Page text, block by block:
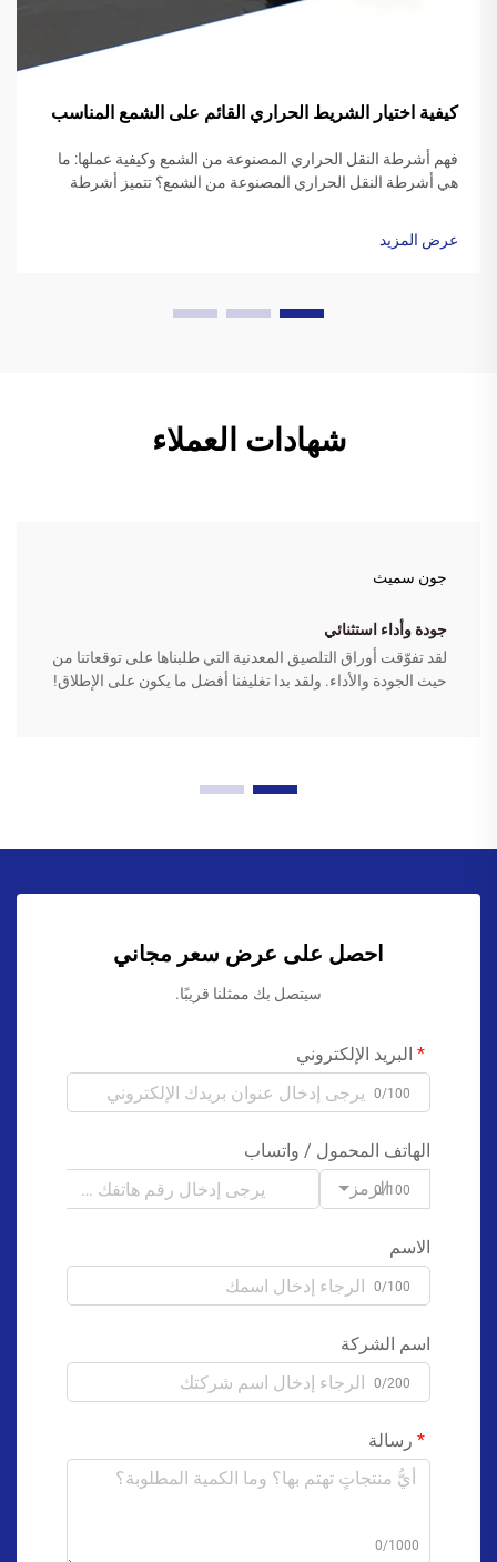
كيفية اختيار الشريط الحراري القائم على الشمع المناسب
فهم أشرطة النقل الحراري المصنوعة من الشمع وكيفية عملها: ما
هي أشرطة النقل الحراري المصنوعة من الشمع؟ تتميز أشرطة
عرض المزيد
شهادات العملاء
جون سميث
جودة وأداء استثنائي
لقد تفوّقت أوراق التلصيق المعدنية التي طلبناها على توقعاتنا من
حيث الجودة والأداء. ولقد بدا تغليفنا أفضل ما يكون على الإطلاق!
احصل على عرض سعر مجاني
سيتصل بك ممثلنا قريبًا.
البريد الإلكتروني
0/100
الهاتف المحمول / واتساب
الرمز0/100
الاسم
0/100
اسم الشركة
0/200
رسالة
0/1000